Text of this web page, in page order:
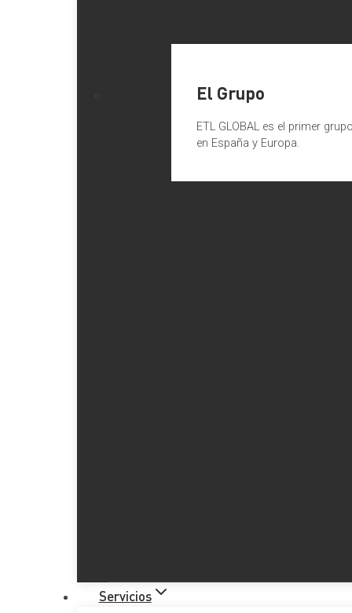
El Grupo
ETL GLOBAL es el primer
en España y Europa.
Servicios